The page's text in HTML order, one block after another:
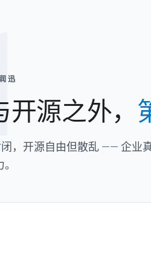
迅
源之外，
，开源自由但散乱 —— 企业